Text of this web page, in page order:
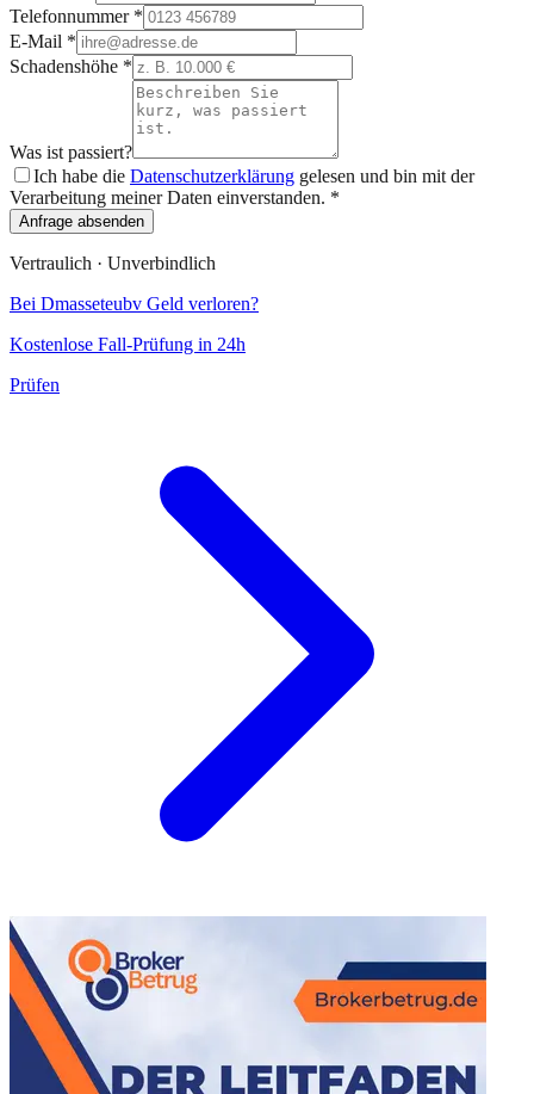
Telefonnummer *
E-Mail *
Schadenshöhe *
Was ist passiert?
Ich habe die Datenschutzerklärung gelesen und bin mit der
Verarbeitung meiner Daten einverstanden. *
Anfrage absenden
Vertraulich · Unverbindlich
Bei Dmasseteubv Geld verloren?
Kostenlose Fall-Prüfung in 24h
Prüfen